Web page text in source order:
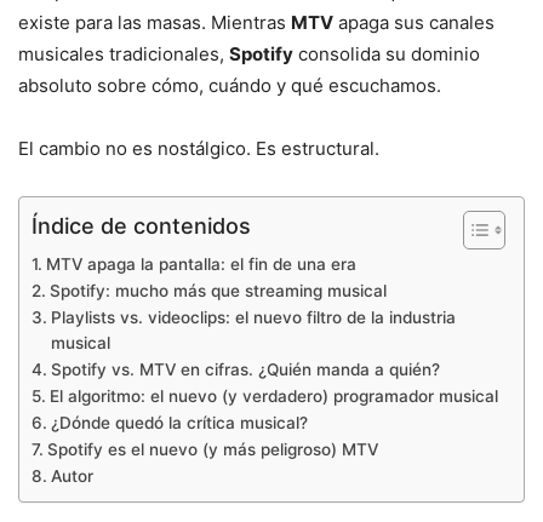
existe para las masas. Mientras MTV apaga sus canales
musicales tradicionales, Spotify consolida su dominio
absoluto sobre cómo, cuándo y qué escuchamos.
El cambio no es nostálgico. Es estructural.
Índice de contenidos
MTV apaga la pantalla: el fin de una era
Spotify: mucho más que streaming musical
Playlists vs. videoclips: el nuevo filtro de la industria
musical
Spotify vs. MTV en cifras. ¿Quién manda a quién?
El algoritmo: el nuevo (y verdadero) programador musical
¿Dónde quedó la crítica musical?
Spotify es el nuevo (y más peligroso) MTV
Autor